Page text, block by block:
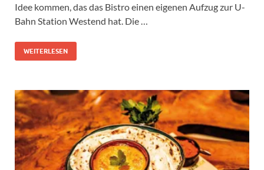
Idee kommen, das das Bistro einen eigenen Aufzug zur U-
Bahn Station Westend hat. Die …
WEITERLESEN